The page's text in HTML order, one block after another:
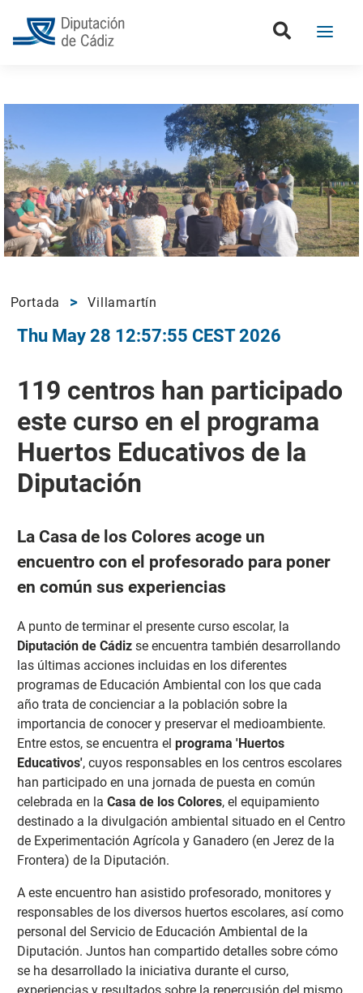
Portada Villamartín
Thu May 28 12:57:55 CEST 2026
119 centros han participado
este curso en el programa
Huertos Educativos de la
Diputación
La Casa de los Colores acoge un
encuentro con el profesorado para poner
en común sus experiencias
A punto de terminar el presente curso escolar, la
Diputación de Cádizse encuentra también desarrollando
las últimas acciones incluidas en los diferentes
programas de Educación Ambiental con los que cada
año trata de concienciar a la población sobre la
importancia de conocer y preservar el medioambiente.
Entre estos, se encuentra el programa 'Huertos
Educativos', cuyos responsables en los centros escolares
han participado en una jornada de puesta en común
celebrada en la Casa de los Colores, el equipamiento
destinado a la divulgación ambiental situado en el Centro
de Experimentación Agrícola y Ganadero (en Jerez de la
Frontera) de la Diputación.
A este encuentro han asistido profesorado, monitores y
responsables de los diversos huertos escolares, así como
personal del Servicio de Educación Ambiental de la
Diputación. Juntos han compartido detalles sobre cómo
se ha desarrollado la iniciativa durante el curso,